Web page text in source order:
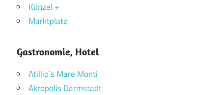
Künzel +
Marktplatz
Gastronomie, Hotel
Atillio`s Mare Monti
Akropolis Darmstadt